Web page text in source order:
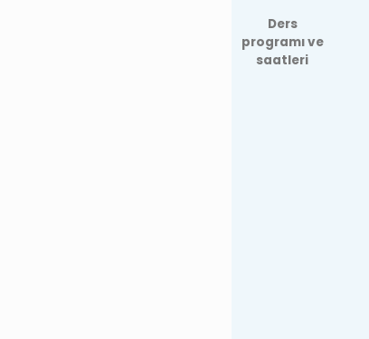
Ders
programı ve
saatleri